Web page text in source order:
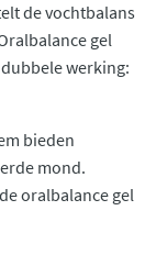
de vochtbalans
gel
werking:
bieden
mond.
oralbalance gel